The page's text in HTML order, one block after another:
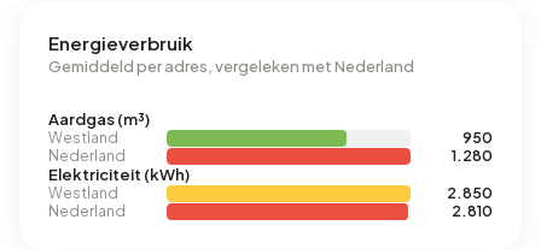
Energieverbruik
Gemiddeld per adres, vergeleken met Nederland
Aardgas (m³)
Westland
950
Nederland
1.280
Elektriciteit (kWh)
Westland
2.850
Nederland
2.810